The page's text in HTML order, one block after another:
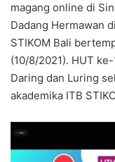
magang online di
Dadang Hermawan
STIKOM Bali
(10/8/2021). HUT
Daring dan Luring
akademika ITB